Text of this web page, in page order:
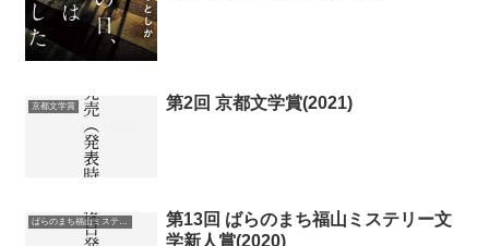
京都文学賞 第2回 京都文学賞(2021)
ばらのまち福山ミステリー文学新人賞
第13回 ばらのまち福山ミステリー文
学新人賞(2020)